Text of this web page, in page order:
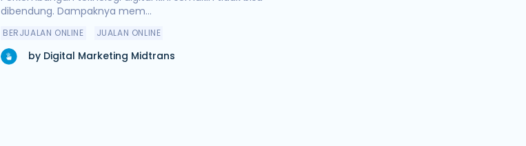
dibendung. Dampaknya mem...
BERJUALAN ONLINE JUALAN ONLINE
by Digital Marketing Midtrans